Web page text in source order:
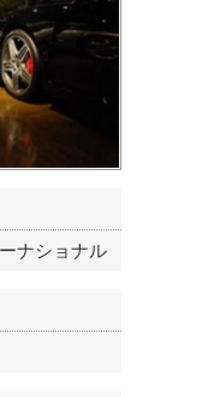
ナショナル